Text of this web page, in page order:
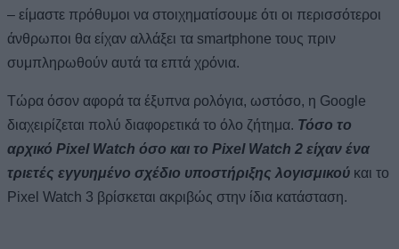
– είμαστε πρόθυμοι να στοιχηματίσουμε ότι οι περισσότεροι
άνθρωποι θα είχαν αλλάξει τα smartphone τους πριν
συμπληρωθούν αυτά τα επτά χρόνια.
Τώρα όσον αφορά τα έξυπνα ρολόγια, ωστόσο, η Google
διαχειρίζεται πολύ διαφορετικά το όλο ζήτημα. Τόσο το
αρχικό Pixel Watch όσο και το Pixel Watch 2 είχαν ένα
τριετές εγγυημένο σχέδιο υποστήριξης λογισμικού και το
Pixel Watch 3 βρίσκεται ακριβώς στην ίδια κατάσταση.